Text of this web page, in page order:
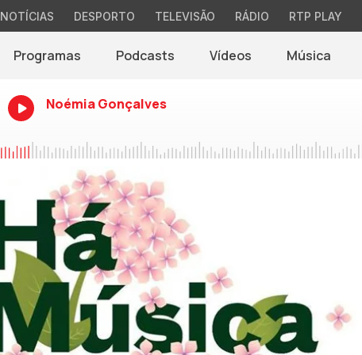
NOTÍCIAS DESPORTO TELEVISÃO RÁDIO RTP PLAY
Programas Podcasts Vídeos Música
Noémia Gonçalves